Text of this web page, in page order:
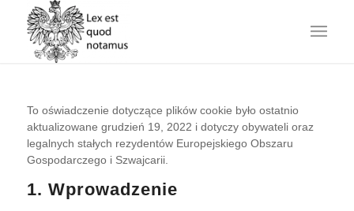
To oświadczenie dotyczące plików cookie było ostatnio
aktualizowane grudzień 19, 2022 i dotyczy obywateli oraz
legalnych stałych rezydentów Europejskiego Obszaru
Gospodarczego i Szwajcarii.
1. Wprowadzenie